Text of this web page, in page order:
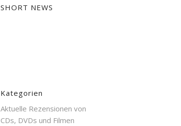
SHORT NEWS
Kategorien
Aktuelle Rezensionen von
CDs, DVDs und Filmen